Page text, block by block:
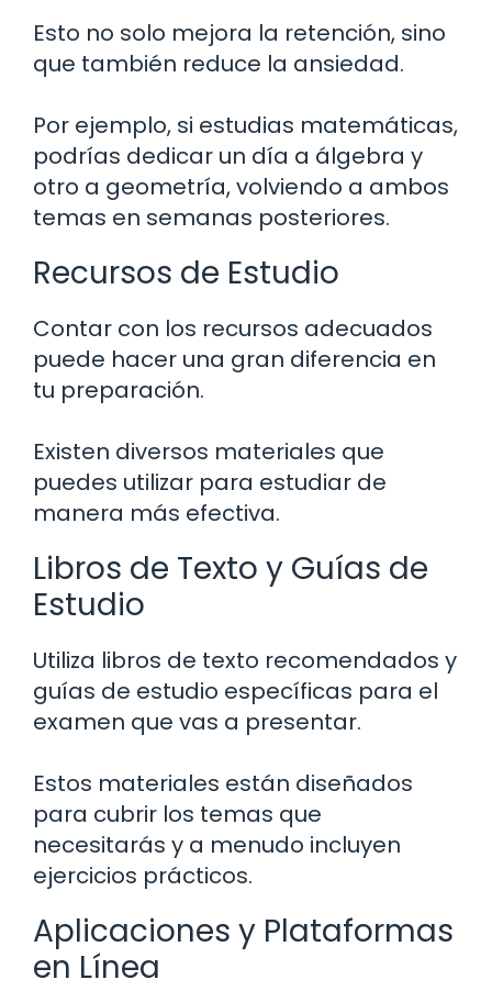
Esto no solo mejora la retención, sino
que también reduce la ansiedad.
Por ejemplo, si estudias matemáticas,
podrías dedicar un día a álgebra y
otro a geometría, volviendo a ambos
temas en semanas posteriores.
Recursos de Estudio
Contar con los recursos adecuados
puede hacer una gran diferencia en
tu preparación.
Existen diversos materiales que
puedes utilizar para estudiar de
manera más efectiva.
Libros de Texto y Guías de
Estudio
Utiliza libros de texto recomendados y
guías de estudio específicas para el
examen que vas a presentar.
Estos materiales están diseñados
para cubrir los temas que
necesitarás y a menudo incluyen
ejercicios prácticos.
Aplicaciones y Plataformas
en Línea